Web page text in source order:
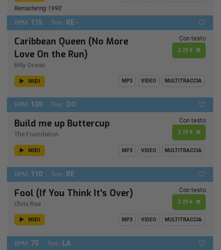
Remastering 1990
BPM: 115 Ton.: RE -
Caribbean Queen (No More
Love On the Run)
Billy Ocean
Con testo
2,19 €
MIDI MP3 VIDEO MULTITRACCIA
BPM: 130 Ton.: DO
Build me up Buttercup
The Foundation
Con testo
2,19 €
MIDI MP3 VIDEO MULTITRACCIA
BPM: 110 Ton.: RE
Fool (If You Think It's Over)
Chris Rea
Con testo
2,19 €
MIDI MP3 VIDEO MULTITRACCIA
BPM: 70 Ton.: LA